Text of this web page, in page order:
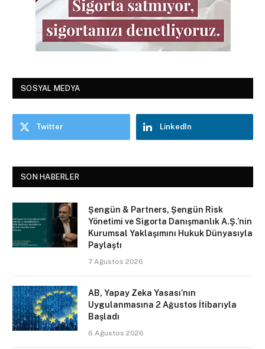
SOSYAL MEDYA
Twitter LinkedIn
SON HABERLER
Şengün & Partners, Şengün Risk
Yönetimi ve Sigorta Danışmanlık A.Ş.’nin
Kurumsal Yaklaşımını Hukuk Dünyasıyla
Paylaştı
7 Ağustos 2026
AB, Yapay Zeka Yasası’nın
Uygulanmasına 2 Ağustos İtibarıyla
Başladı
6 Ağustos 2026